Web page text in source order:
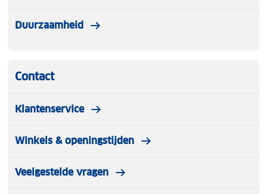
Duurzaamheid
Contact
Klantenservice
Winkels & openingstijden
Veelgestelde vragen